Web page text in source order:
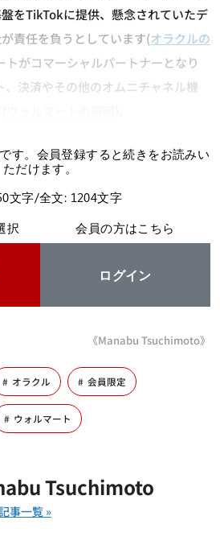
をTikTokに提供、懸念されていたデ
責任を負うとしています(オラクルの
トがコマーシャルパートナーとなり
、決済やその他のオムニチャネル機
す。会員登録すると続きをお読みい
ただけます。
文字/全文: 1204文字
択
会員の方はこちら
ログイン
《Manabu Tsuchimoto》
オラクル 会員限定
ウォルマート
Tsuchimoto